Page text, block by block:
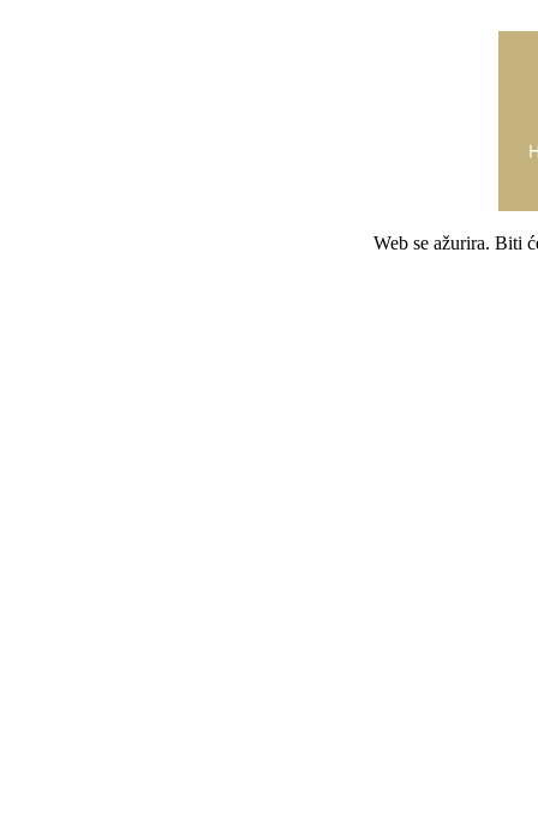
Web se ažurira. Biti